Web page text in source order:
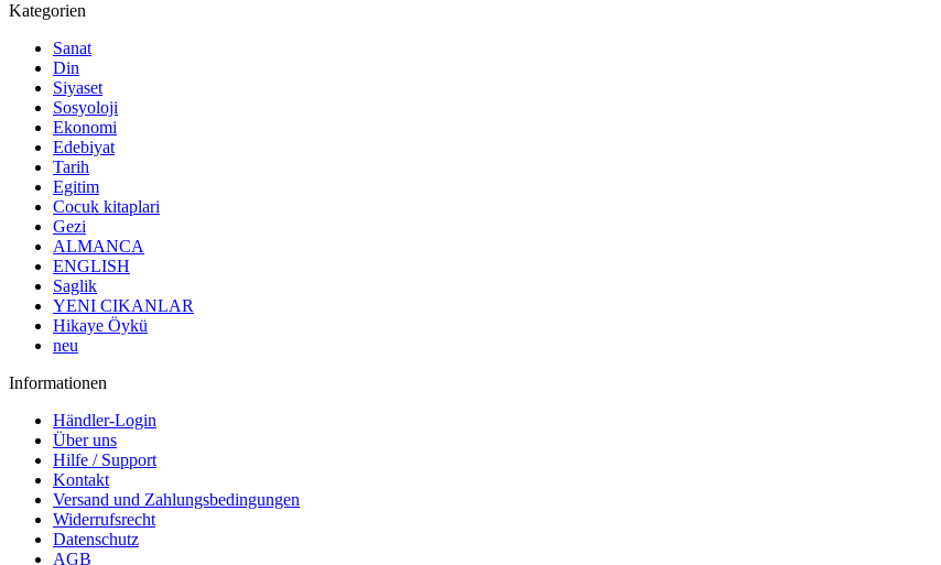
Kategorien
Sanat
Din
Siyaset
Sosyoloji
Ekonomi
Edebiyat
Tarih
Egitim
Cocuk kitaplari
Gezi
ALMANCA
ENGLISH
Saglik
YENI CIKANLAR
Hikaye Öykü
neu
Informationen
Händler-Login
Über uns
Hilfe / Support
Kontakt
Versand und Zahlungsbedingungen
Widerrufsrecht
Datenschutz
AGB